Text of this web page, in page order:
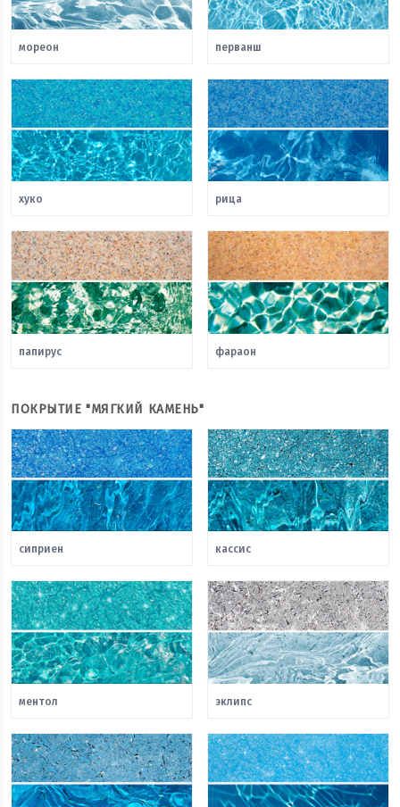
мореон перванш
хуко рица
папирус фараон
ПОКРЫТИЕ "МЯГКИЙ КАМЕНЬ"
сиприен кассис
ментол эклипс